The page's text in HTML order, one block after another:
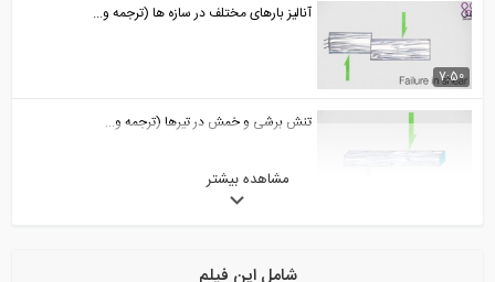
7:50
آنالیز بارهای مختلف در سازه ها (ترجمه و...
تنش برشی و خمش در تیرها (ترجمه و...
مشاهده بیشتر
شامل این فیلم